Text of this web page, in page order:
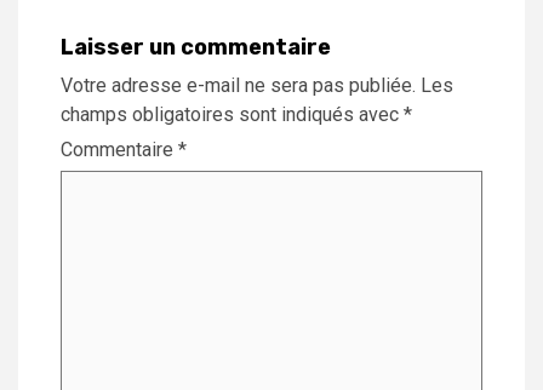
Laisser un commentaire
Votre adresse e-mail ne sera pas publiée. Les
champs obligatoires sont indiqués avec *
Commentaire *